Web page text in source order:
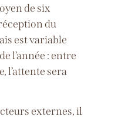
de six
du
est variable
l’année : entre
l’attente sera
externes, il